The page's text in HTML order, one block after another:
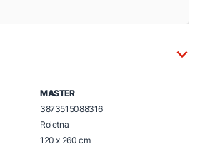
MASTER
3873515088316
Roletna
120 x 260 cm